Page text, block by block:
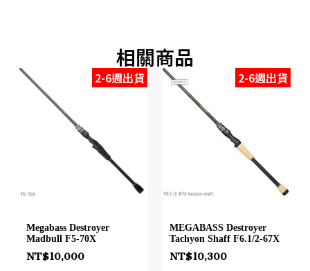
相關商品
2-6週出貨
Megabass Destroyer
Madbull F5-70X
NT$10,000
2-6週出貨
MEGABASS Destroyer
Tachyon Shaff F6.1/2-67X
NT$10,300